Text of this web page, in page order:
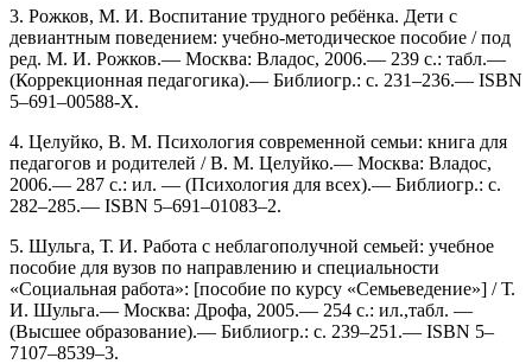
3. Рожков, М. И. Воспитание трудного ребёнка. Дети с
девиантным поведением: учебно-методическое пособие / под
ред. М. И. Рожков.— Москва: Владос, 2006.— 239 c.: табл.—
(Коррекционная педагогика).— Библиогр.: с. 231–236.— ISBN
5–691–00588-X.
4. Целуйко, В. М. Психология современной семьи: книга для
педагогов и родителей / В. М. Целуйко.— Москва: Владос,
2006.— 287 c.: ил. — (Психология для всех).— Библиогр.: с.
282–285.— ISBN 5–691–01083–2.
5. Шульга, Т. И. Работа с неблагополучной семьей: учебное
пособие для вузов по направлению и специальности
«Социальная работа»: [пособие по курсу «Семьеведение»] / Т.
И. Шульга.— Москва: Дрофа, 2005.— 254 c.: ил.,табл. —
(Высшее образование).— Библиогр.: с. 239–251.— ISBN 5–
7107–8539–3.